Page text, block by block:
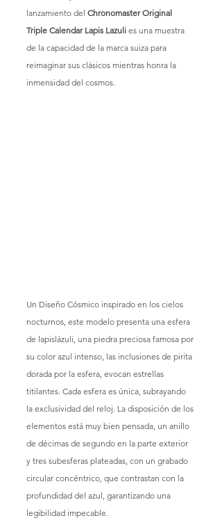
lanzamiento del Chronomaster Original
Triple Calendar Lapis Lazuli es una muestra
de la capacidad de la marca suiza para
reimaginar sus clásicos mientras honra la
inmensidad del cosmos.
Un Diseño Cósmico inspirado en los cielos
nocturnos, este modelo presenta una esfera
de lapislázuli, una piedra preciosa famosa por
su color azul intenso, las inclusiones de pirita
dorada por la esfera, evocan estrellas
titilantes. Cada esfera es única, subrayando
la exclusividad del reloj. La disposición de los
elementos está muy bien pensada, un anillo
de décimas de segundo en la parte exterior
y tres subesferas plateadas, con un grabado
circular concéntrico, que contrastan con la
profundidad del azul, garantizando una
legibilidad impecable.